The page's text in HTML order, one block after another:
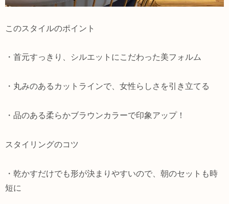
このスタイルのポイント
・首元すっきり、シルエットにこだわった美フォルム
・丸みのあるカットラインで、女性らしさを引き立てる
・品のある柔らかブラウンカラーで印象アップ！
スタイリングのコツ
・乾かすだけでも形が決まりやすいので、朝のセットも時
短に